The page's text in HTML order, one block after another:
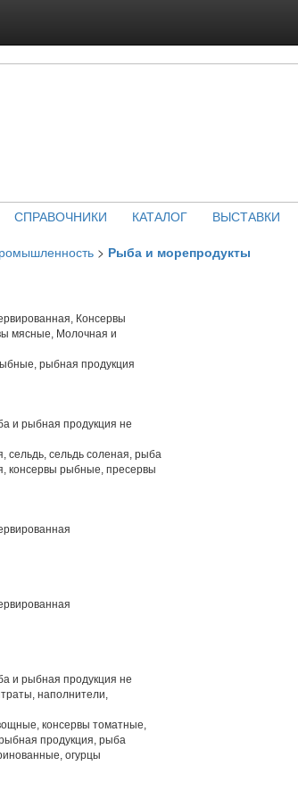
СПРАВОЧНИКИ КАТАЛОГ ВЫСТАВКИ
> Рыба и морепродукты
Консервы
мясные, Молочная и
рыбная продукция
и рыбная продукция не
сельдь, сельдь соленая, рыба
консервы рыбные, пресервы
и рыбная продукция не
наполнители,
консервы томатные,
продукция, рыба
огурцы